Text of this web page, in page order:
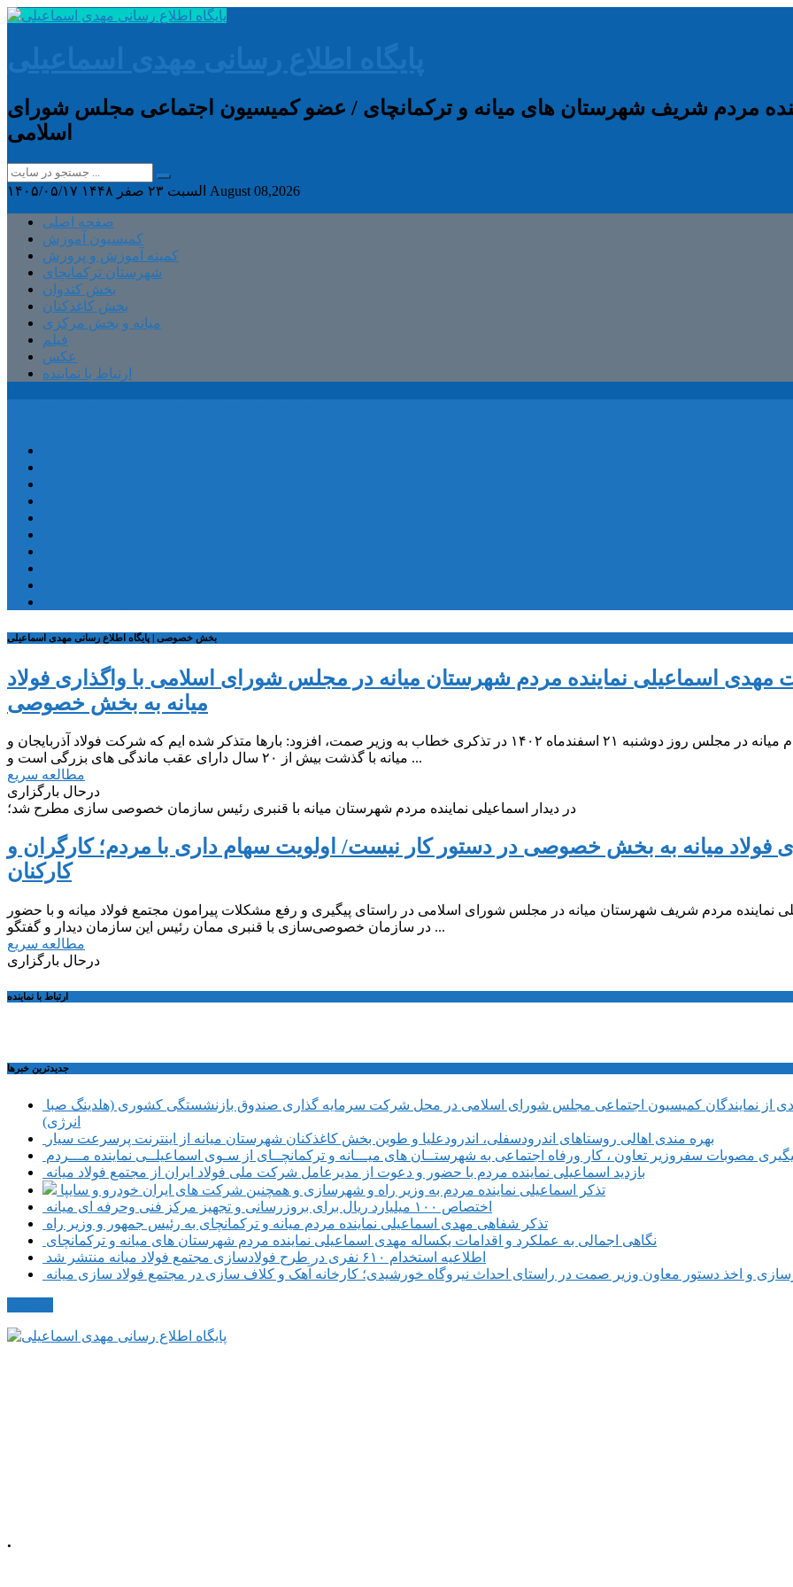
مردم شریف شهرستان های میانه و ترکمانچای / عضو کمیسیون اجتماعی مجلس شورای
اسلامی
۱۴۰۵/۰۵/۱۷ السبت ۲۳ صفر ۱۴۴۸ August 08,2026
صفحه اصلی
کمیسیون آموزش
کمیته آموزش و پرورش
شهرستان ترکمانچای
بخش کندوان
بخش کاغذکنان
میانه و بخش مرکزی
فیلم
عکس
ارتباط با نماینده
بخش خصوصی | پایگاه اطلاع رسانی مهدی اسماعیلی
مهدی اسماعیلی نماینده مردم شهرستان میانه در مجلس شورای اسلامی با واگذاری فولاد
میانه به بخش خصوصی
نماینده مردم میانه در مجلس روز دوشنبه ۲۱ اسفندماه ۱۴۰۲ در تذکری خطاب به وزیر صمت، افزود: بارها متذکر شده ایم که شرکت فولاد آذربایجان و
میانه با گذشت بیش از ۲۰ سال دارای عقب ماندگی های بزرگی است و ...
مطالعه سریع
درحال بارگزاری
️در دیدار اسماعیلی نماینده مردم شهرستان میانه با قنبری رئیس سازمان خصوصی سازی مطرح شد؛
فولاد میانه به بخش خصوصی در دستور کار نیست/ اولویت سهام داری با مردم؛ کارگران و
کارکنان
نماینده مردم شریف شهرستان میانه در مجلس شورای اسلامی در راستای پیگیری و رفع مشکلات پیرامون مجتمع فولاد میانه و با حضور
در سازمان خصوصی‌سازی با قنبری ممان رئیس این سازمان دیدار و گفتگو ...
مطالعه سریع
درحال بارگزاری
ارتباط با نماینده
جديدترين خبرها
انرژی)
بهره مندی اهالی روستاهای اندرودسفلی، اندرودعلیا و طوین بخش کاغذکنان شهرستان میانه از اینترنت پرسرعت سیار
مصوبات سفروزیر تعاون ، کار ورفاه اجتماعی به شهرستــان های میـــانه و ترکمانچــای از سـوی اسماعیلــی نماینده مـــردم
بازدید اسماعیلی نماینده مردم با حضور و دعوت از مدیرعامل شرکت ملی فولاد ایران از مجتمع فولاد میانه
تذکر اسماعیلی نماینده مردم به وزیر راه و شهرسازی و همچنین شرکت های ایران خودرو و سایپا
اختصاص ۱۰۰ میلیارد ریال برای بروزرسانی و تجهیز مرکز فنی وحرفه ای میانه
تذکر شفاهی مهدی اسماعیلی نماینده مردم میانه و ترکمانچای به رئیس جمهور و وزیر راه
نگاهی اجمالی به عملکرد و اقدامات یکساله مهدی اسماعیلی نماینده مردم شهرستان های میانه و ترکمانچای
اطلاعیه استخدام ۶۱۰ نفری در طرح فولادسازی مجتمع فولاد میانه منتشر شد
و اخذ دستور معاون وزیر صمت در راستای احداث نیروگاه خورشیدی؛ کارخانه آهک و کلاف سازی در مجتمع فولاد سازی میانه
.